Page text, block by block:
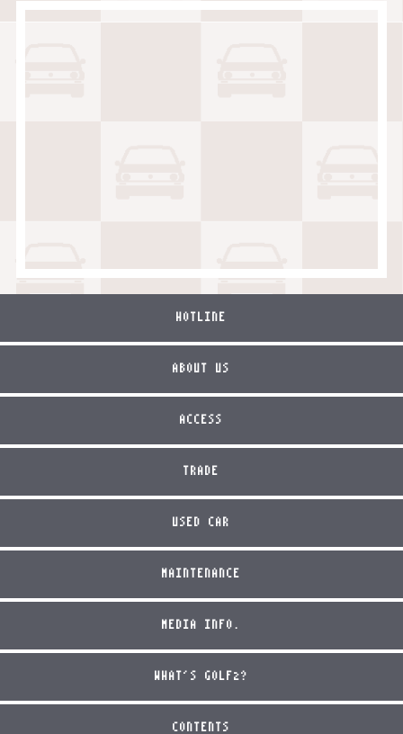
HOTLINE
ABOUT US
ACCESS
TRADE
USED CAR
MAINTENANCE
MEDIA INFO.
WHAT'S GOLF2?
CONTENTS